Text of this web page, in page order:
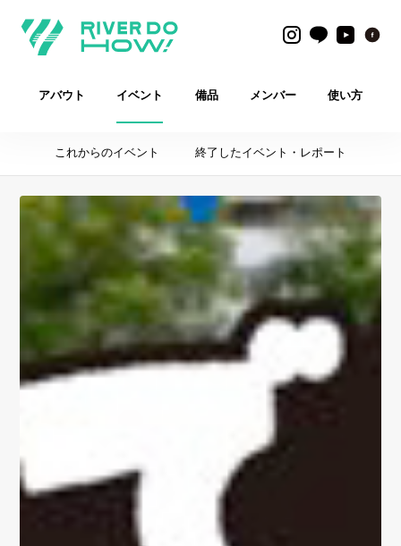
アバウト イベント 備品 メンバー 使い方
これからのイベント 終了したイベント・レポート